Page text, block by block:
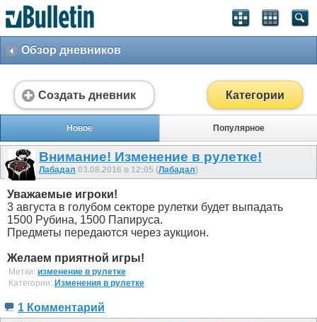
Обзор дневников
Создать дневник Категории
Новое Популярное
Внимание! Изменение в рулетке!
Лабадал 03.08.2016 в 12:05 (Лабадал)
Уважаемые игроки!
3 августа в голубом секторе рулетки будет выпадать
1500 Рубина, 1500 Папируса.
Предметы передаются через аукцион.
Желаем приятной игры!
Метки: изменение в рулетке
Категории: Изменения в рулетке
1 Комментарий